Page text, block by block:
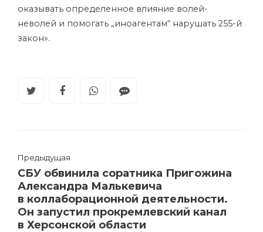
оказывать определенное влияние волей-
неволей и помогать „иноагентам“ нарушать 255-й
закон».
Предыдущая
СБУ обвинила соратника Пригожина
Александра Малькевича
в коллаборационной деятельности.
Он запустил прокремлевский канал
в Херсонской области